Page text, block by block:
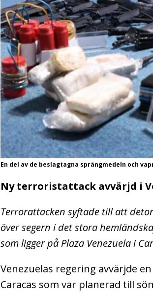
En del av de beslagtagna sprängmedeln och
Ny terroristattack avvärjd i
Terrorattacken syftade till att
över segern i det stora
som ligger på Plaza Venezuela i
Venezuelas regering avvärjde
Caracas som var planerad till